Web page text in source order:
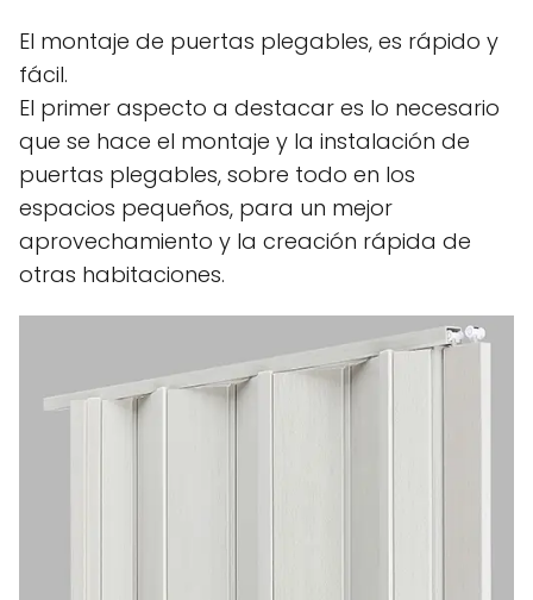
El montaje de puertas plegables, es rápido y
fácil.
El primer aspecto a destacar es lo necesario
que se hace el montaje y la instalación de
puertas plegables, sobre todo en los
espacios pequeños, para un mejor
aprovechamiento y la creación rápida de
otras habitaciones.